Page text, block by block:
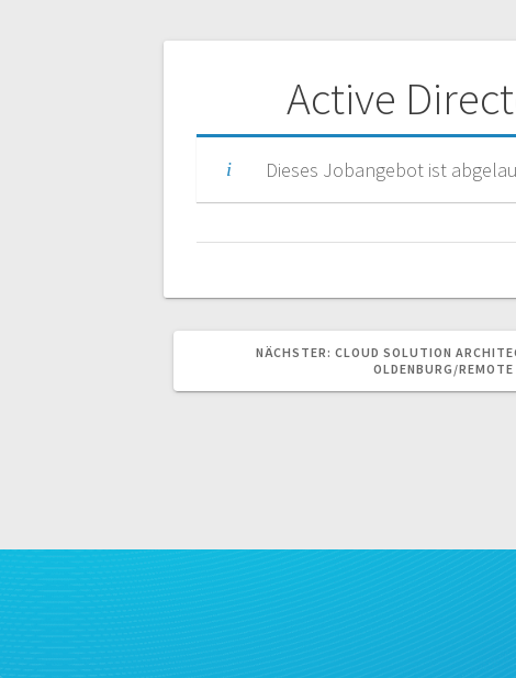
Active
Dieses Jobangebot ist
Beitragsnavigation
NÄCHSTER: NÄCHSTER
BEITRAG:
CLOUD SOLUTION
OLDENBURG/REMOTE